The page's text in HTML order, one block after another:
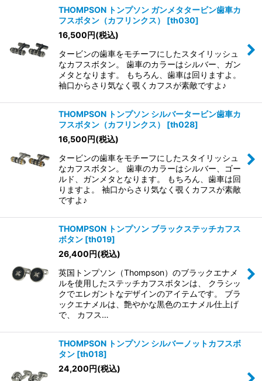
THOMPSON トンプソン ガンメタタービン歯車カ
フスボタン（カフリンクス）
[th030]
16,500円(税込)
タービンの歯車をモチーフにしたスタイリッシュ
なカフスボタン。 歯車のカラーはシルバー、ガン
メタとなります。 もちろん、歯車は回りますよ。
袖口からさり気なく覗くカフスが素敵ですよ♪
THOMPSON トンプソン シルバータービン歯車カ
フスボタン（カフリンクス）
[th028]
16,500円(税込)
タービンの歯車をモチーフにしたスタイリッシュ
なカフスボタン。 歯車のカラーはシルバー、ゴー
ルド、ガンメタとなります。 もちろん、歯車は回
りますよ。 袖口からさり気なく覗くカフスが素敵
ですよ♪
THOMPSON トンプソン ブラックステッチカフス
ボタン [th019]
26,400円(税込)
英国トンプソン（Thompson）のブラックエナメ
ルを使用したステッチカフスボタンは、 クラシッ
クでエレガントなデザインのアイテムです。 ブラ
ックエナメルは、艶やかな黒色のエナメル仕上げ
で、 カフス…
THOMPSON トンプソン シルバーノットカフスボ
タン [th018]
24,200円(税込)